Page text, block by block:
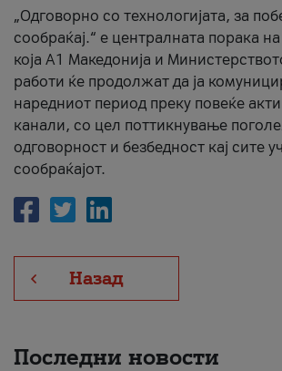
„Одговорно со технологијата, за
сообраќај.“ е централната порака
која A1 Македонија и
работи ќе продолжат да ја
наредниот период преку повеќе
канали, со цел поттикнување
одговорност и безбедност кај сите
сообраќајот.
Назад
Последни новости